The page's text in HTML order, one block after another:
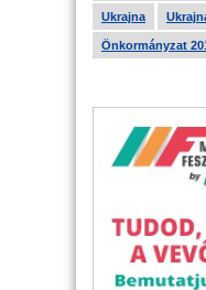
Ukrajna
Önkormányzat